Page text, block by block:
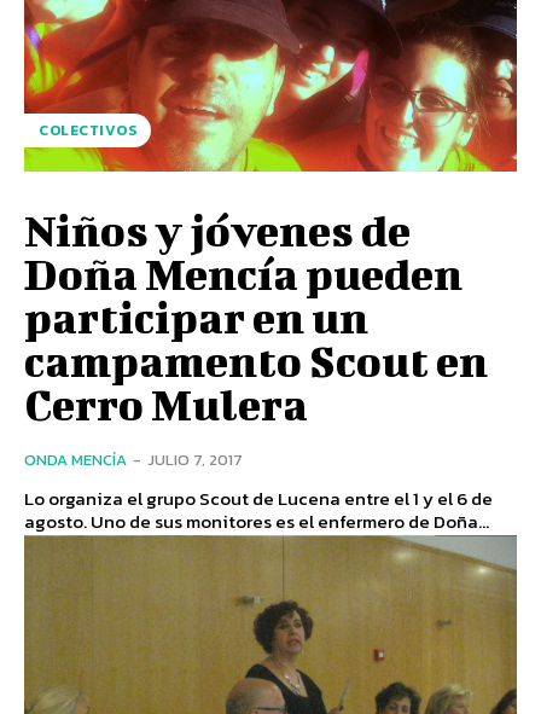
COLECTIVOS
Niños y jóvenes de
Doña Mencía pueden
participar en un
campamento Scout en
Cerro Mulera
ONDA MENCÍA - JULIO 7, 2017
Lo organiza el grupo Scout de Lucena entre el 1 y el 6 de
agosto. Uno de sus monitores es el enfermero de Doña...